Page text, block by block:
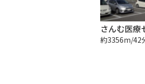
さんむ医療
約3356m/42